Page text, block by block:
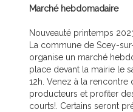
Marché hebdomadaire
Nouveauté printemps
La commune de Scey-
organise un marché
place devant la mairie le
12h. Venez à la rencontre
producteurs et profiter
courts!. Certains seront